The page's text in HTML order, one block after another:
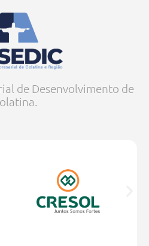
de Desenvolvimento de